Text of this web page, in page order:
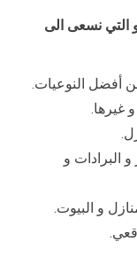
و التي نسعى الى
أفضل النوعيات.
غيرها.
و البرادات و
و البيوت.